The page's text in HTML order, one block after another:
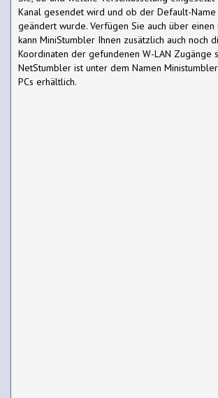
Kanal gesendet wird und ob der Default-Name
geändert wurde. Verfügen Sie auch über einen
kann MiniStumbler Ihnen zusätzlich auch noch
Koordinaten der gefundenen W-LAN Zugänge
NetStumbler ist unter dem Namen
PCs erhältlich.